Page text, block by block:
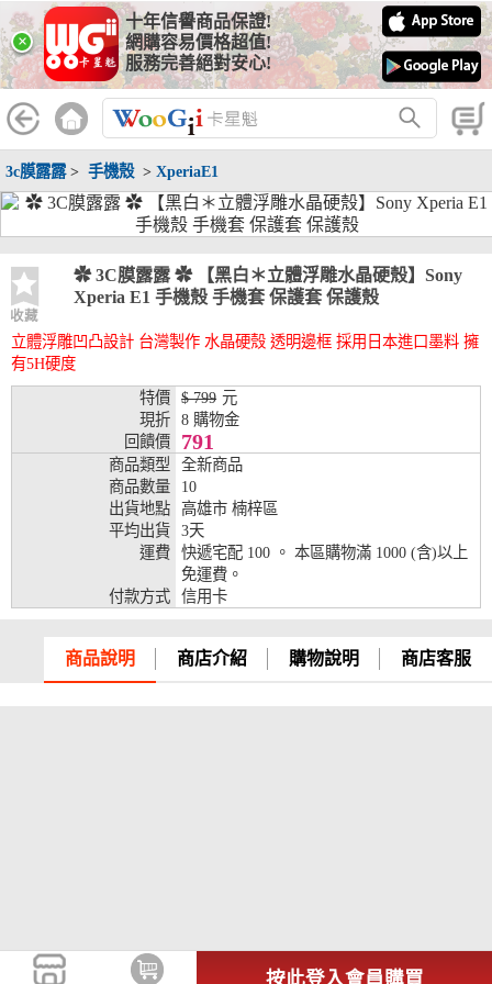
×
十年信譽商品保證!
網購容易價格超值!
服務完善絕對安心!
3c膜露露> 手機殼> XperiaE1
收藏
✿ 3C膜露露 ✿ 【黑白＊立體浮雕水晶硬殼】Sony
Xperia E1 手機殼 手機套 保護套 保護殼
立體浮雕凹凸設計 台灣製作 水晶硬殼 透明邊框 採用日本進口墨料 擁
有5H硬度
特價
$ 799 元
現折
8 購物金
回饋價
791
商品類型
全新商品
商品數量
10
出貨地點
高雄市 楠梓區
平均出貨
3天
運費
快遞宅配 100 。 本區購物滿 1000 (含)以上
免運費。
付款方式
信用卡
商品說明 商店介紹 購物說明 商店客服
按此登入會員購買
線上分期銀行
WooGii 與 綠界 合作，『信用卡分期付款』 與 『信用卡零利率
分期付款』 的配合銀行如下：
分期期數 提供分期之銀行
兆豐銀行、合作金庫、第一銀行、華南銀行、
彰化銀行、上海銀行、富邦銀行、國泰世華、
台灣企銀、台中銀行、匯豐銀行、華泰銀行、
銀、元大銀行、永豐銀行、玉山銀行、凱基銀
行、星展銀行、台新銀行、安泰銀行、中國信
兆豐銀行、合作金庫、第一銀行、華南銀行、
台灣企銀、台中銀行、匯豐銀行、華泰銀行、
臺灣新光銀行、陽信銀行、聯邦銀行、遠東商
銀、元大銀行、永豐銀行、玉山銀行、凱基銀
行、星展銀行、台新銀行、安泰銀行、中國信
託、台灣樂天、三信商銀
兆豐銀行、合作金庫、第一銀行、華南銀行、
彰化銀行、上海銀行、富邦銀行、國泰世華、
台灣企銀、台中銀行、匯豐銀行、華泰銀行、
臺灣新光銀行、陽信銀行、聯邦銀行、遠東商
銀、元大銀行、永豐銀行、玉山銀行、凱基銀
託、台灣樂天、三信商銀
兆豐銀行、合作金庫、第一銀行、華南銀行、